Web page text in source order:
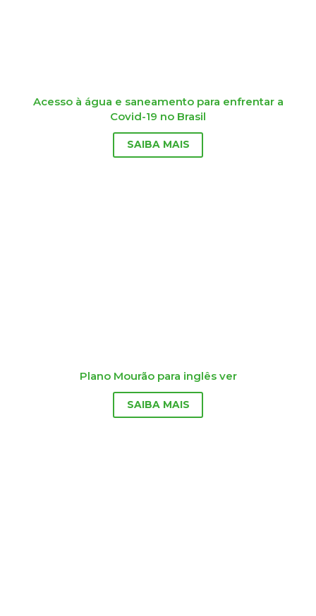
Acesso à água e saneamento para enfrentar a
Covid-19 no Brasil
SAIBA MAIS
Plano Mourão para inglês ver
SAIBA MAIS